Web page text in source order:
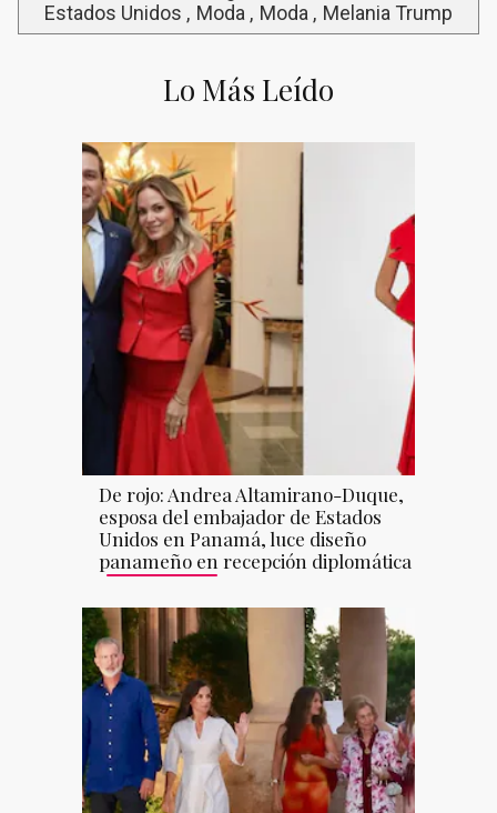
Estados Unidos
Moda Moda Melania Trump
Lo Más Leído
De rojo: Andrea Altamirano-Duque,
esposa del embajador de Estados
Unidos en Panamá, luce diseño
panameño en recepción diplomática